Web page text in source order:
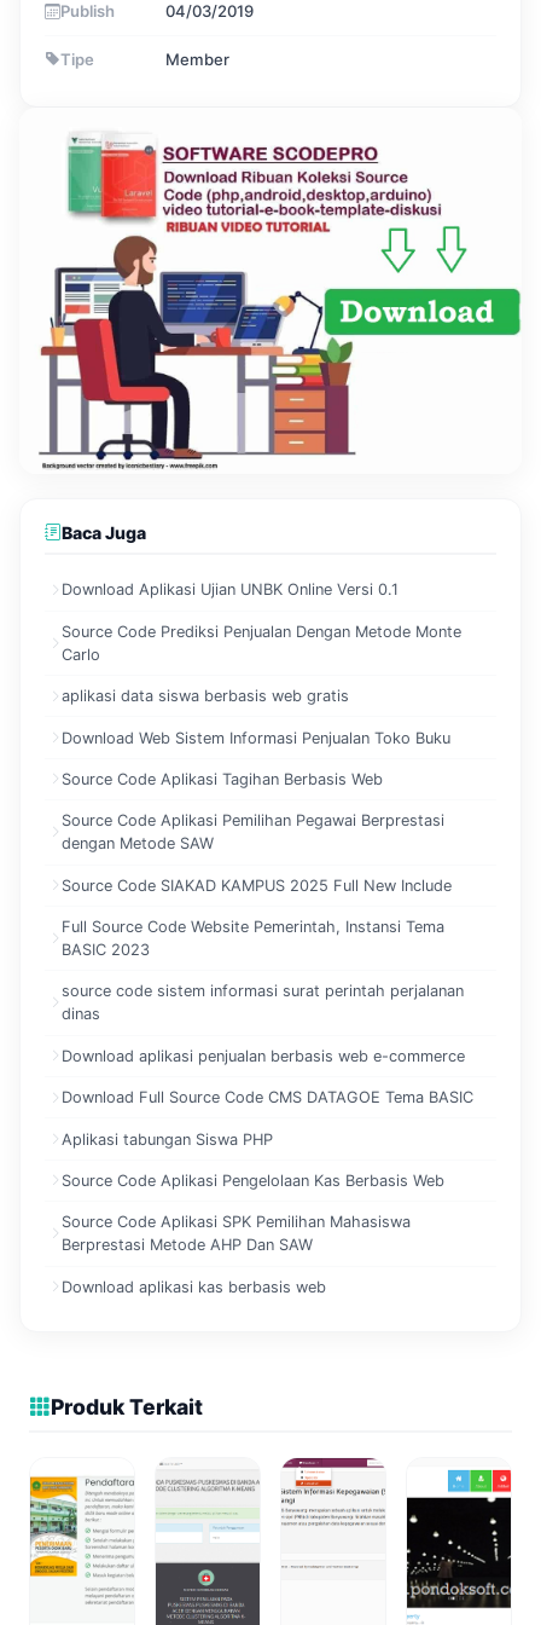
Publish 04/03/2019
Tipe Member
Baca Juga
Download Aplikasi Ujian UNBK Online Versi 0.1
Source Code Prediksi Penjualan Dengan Metode Monte
Carlo
aplikasi data siswa berbasis web gratis
Download Web Sistem Informasi Penjualan Toko Buku
Source Code Aplikasi Tagihan Berbasis Web
Source Code Aplikasi Pemilihan Pegawai Berprestasi
dengan Metode SAW
Source Code SIAKAD KAMPUS 2025 Full New Include
Full Source Code Website Pemerintah, Instansi Tema
BASIC 2023
source code sistem informasi surat perintah perjalanan
dinas
Download aplikasi penjualan berbasis web e-commerce
Download Full Source Code CMS DATAGOE Tema BASIC
Aplikasi tabungan Siswa PHP
Source Code Aplikasi Pengelolaan Kas Berbasis Web
Source Code Aplikasi SPK Pemilihan Mahasiswa
Berprestasi Metode AHP Dan SAW
Download aplikasi kas berbasis web
Produk Terkait